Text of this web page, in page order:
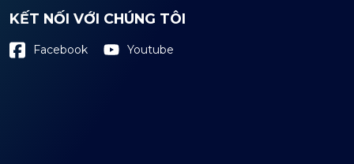
KẾT NỐI VỚI CHÚNG TÔI
Facebook Youtube